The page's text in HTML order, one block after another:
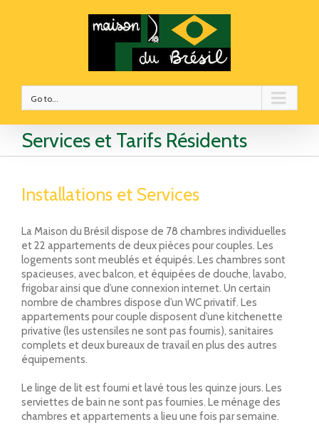
Go to...
Services et Tarifs Résidents
Installations et Services
La Maison du Brésil dispose de 78 chambres individuelles
et 22 appartements de deux pièces pour couples. Les
logements sont meublés et équipés. Les chambres sont
spacieuses, avec balcon, et équipées de douche, lavabo,
frigobar ainsi que d’une connexion internet. Un certain
nombre de chambres dispose d’un WC privatif. Les
appartements pour couple disposent d’une kitchenette
privative (les ustensiles ne sont pas fournis), sanitaires
complets et deux bureaux de travail en plus des autres
équipements.
Le linge de lit est fourni et lavé tous les quinze jours. Les
serviettes de bain ne sont pas fournies. Le ménage des
chambres et appartements a lieu une fois par semaine.